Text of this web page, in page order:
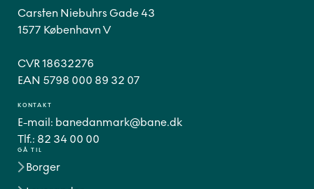
GÅ TIL
Borger
Carsten Niebuhrs Gade 43
1577 København V
CVR 18632276
EAN 5798 000 89 32 07
KONTAKT
E-mail: banedanmark@bane.dk
Tlf.: 82 34 00 00